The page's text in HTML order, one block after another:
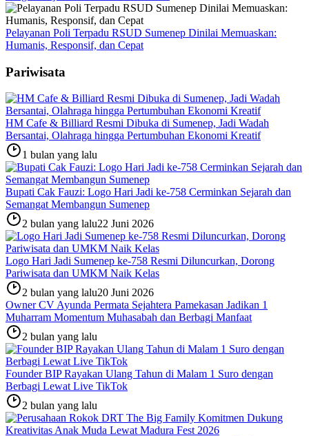
Pelayanan Poli Terpadu RSUD Sumenep Dinilai Memuaskan:
Humanis, Responsif, dan Cepat
Pariwisata
HM Cafe & Billiard Resmi Dibuka di Sumenep, Jadi Wadah
Bersantai, Olahraga hingga Pertumbuhan Ekonomi Kreatif
1 bulan yang lalu
Bupati Cak Fauzi: Logo Hari Jadi ke-758 Cerminkan Sejarah dan
Semangat Membangun Sumenep
2 bulan yang lalu22 Juni 2026
Logo Hari Jadi Sumenep ke-758 Resmi Diluncurkan, Dorong
Pariwisata dan UMKM Naik Kelas
2 bulan yang lalu20 Juni 2026
Owner CV Ayunda Permata Sejahtera Pamekasan Jadikan 1
Muharram Momentum Muhasabah dan Berbagi Manfaat
2 bulan yang lalu
Founder BIP Rayakan Ulang Tahun di Malam 1 Suro dengan
Berbagi Lewat Live TikTok
2 bulan yang lalu